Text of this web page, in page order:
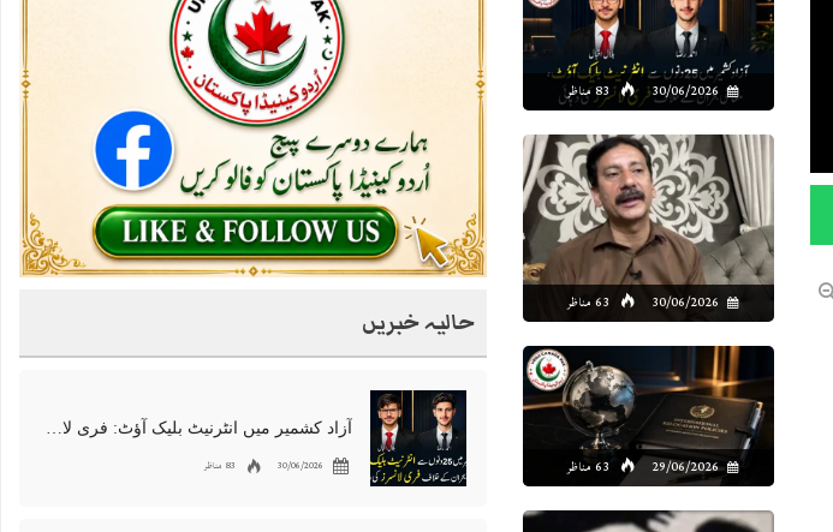
30/06/2026 83 مناظر
30/06/2026 63 مناظر
29/06/2026 63 مناظر
حالیہ خبریں
آزاد کشمیر میں انٹرنیٹ بلیک آؤٹ: فری لانسرز کا معاشی قتل، احتجاج شروع
30/06/2026 83 مناظر